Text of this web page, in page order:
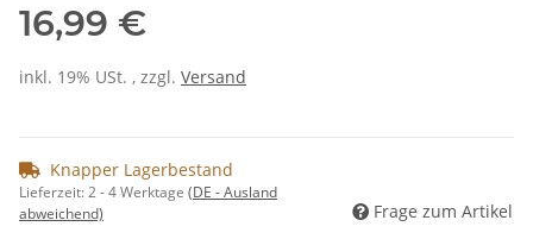
16,99 €
inkl. 19% USt. , zzgl. Versand
Knapper Lagerbestand
Lieferzeit:2 - 4 Werktage (DE - Ausland
abweichend)
Frage zum Artikel